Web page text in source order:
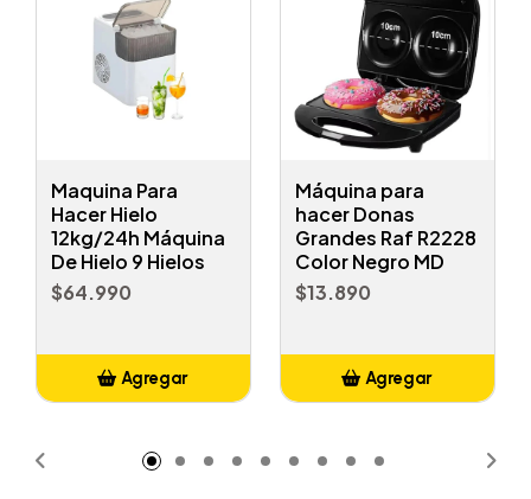
Maquina Para
Hacer Hielo
12kg/24h Máquina
De Hielo 9 Hielos
$64.990
Agregar
Máquina para
hacer Donas
Grandes Raf R2228
Color Negro MD
$13.890
Agregar